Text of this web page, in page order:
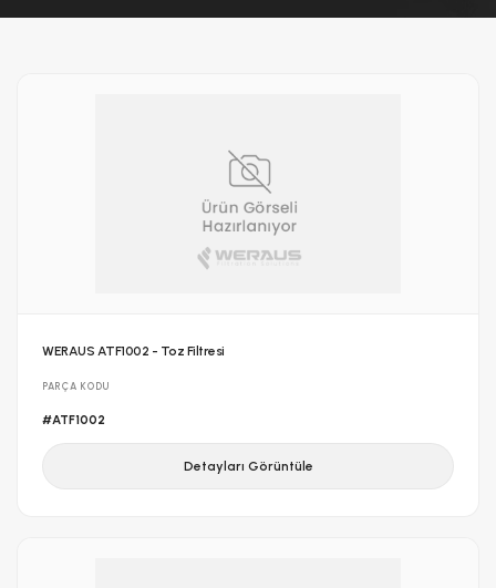
WERAUS ATF1002 - Toz Filtresi
PARÇA KODU
#ATF1002
Detayları Görüntüle